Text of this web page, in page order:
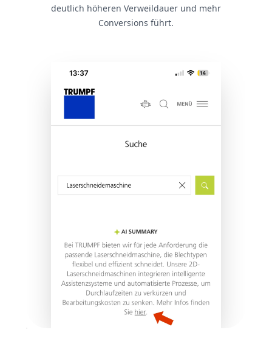
deutlich höheren Verweildauer und mehr
Conversions führt.